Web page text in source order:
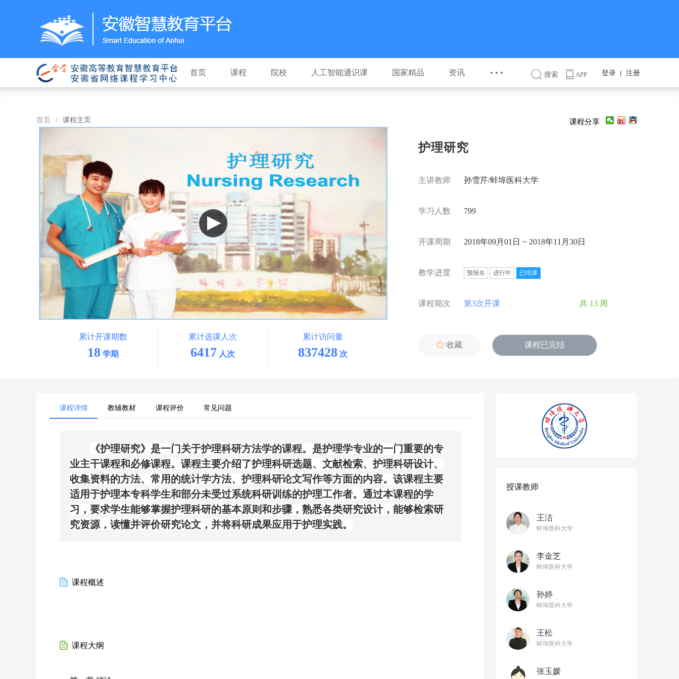
首页 课程 院校 人工智能通识课 国家精品 资讯 ··· 搜索 APP 登录 注册
首页 / 课程主页
累计开课期数
18 学期
累计选课人次
6417 人次
累计访问量
837428 次
课程分享
护理研究
主讲教师 孙雪芹/蚌埠医科大学
学习人数 799
开课周期 2018年09月01日 ~ 2018年11月30日
教学进度 预报名 进行中 已结课
课程期次 第3次开课 共 13 周
 收藏 课程已完结
课程详情 教辅教材 课程评价 常见问题
《护理研究》 是一门关于护理科研方法学的课程。 是护理学专业的一门重要的专
业主干课程和必修课程。课程主要介绍了护理科研选题、文献检索、护理科研设计、
收集资料的方法、常用的统计学方法、护理科研论文写作等方面的内容。 该课程主要
适用于护理本专科学生和部分未受过系统科研训练的护理工作者。通过本课程的学
习，要求学生能够掌握护理科研的基本原则和步骤，熟悉各类研究设计，能够检索研
究资源，读懂并评价研究论文，并将科研成果应用于护理实践。
课程概述
课程大纲
授课教师
王洁
蚌埠医科大学
李金芝
蚌埠医科大学
孙婷
蚌埠医科大学
王松
蚌埠医科大学
张玉媛